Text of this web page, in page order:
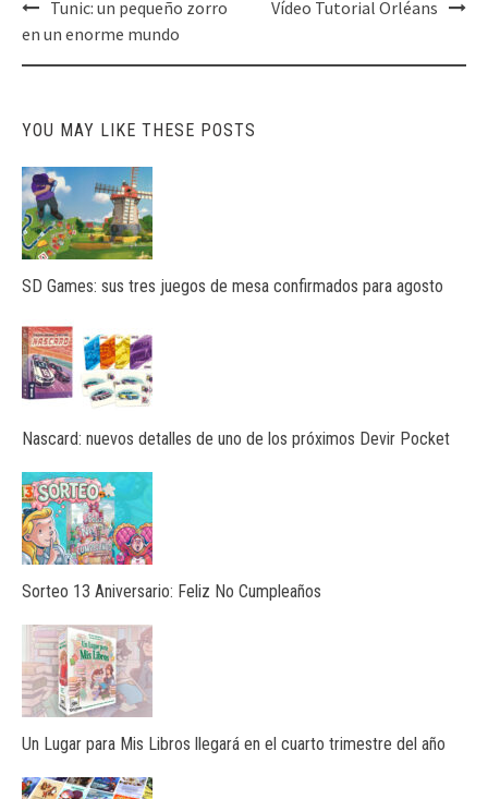
Post
navigation
Tunic: un pequeño zorro
en un enorme mundo
Vídeo Tutorial Orléans
YOU MAY LIKE THESE POSTS
SD Games: sus tres juegos de mesa confirmados para agosto
Nascard: nuevos detalles de uno de los próximos Devir Pocket
Sorteo 13 Aniversario: Feliz No Cumpleaños
Un Lugar para Mis Libros llegará en el cuarto trimestre del año